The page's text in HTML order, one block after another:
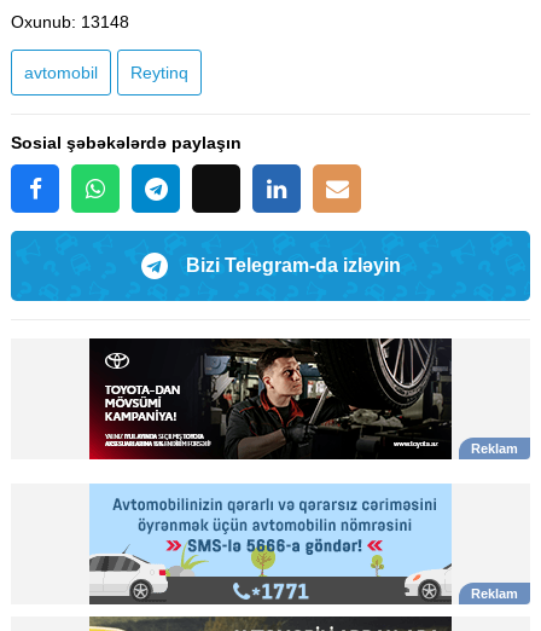
Oxunub: 13148
avtomobil Reytinq
Sosial şəbəkələrdə paylaşın
Bizi Telegram-da izləyin